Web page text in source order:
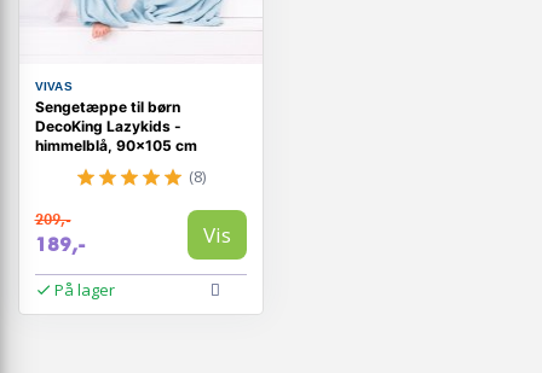
VIVAS
Sengetæppe til børn
DecoKing Lazykids -
himmelblå, 90×105 cm
(8)
209,-
189,- Vis
På lager